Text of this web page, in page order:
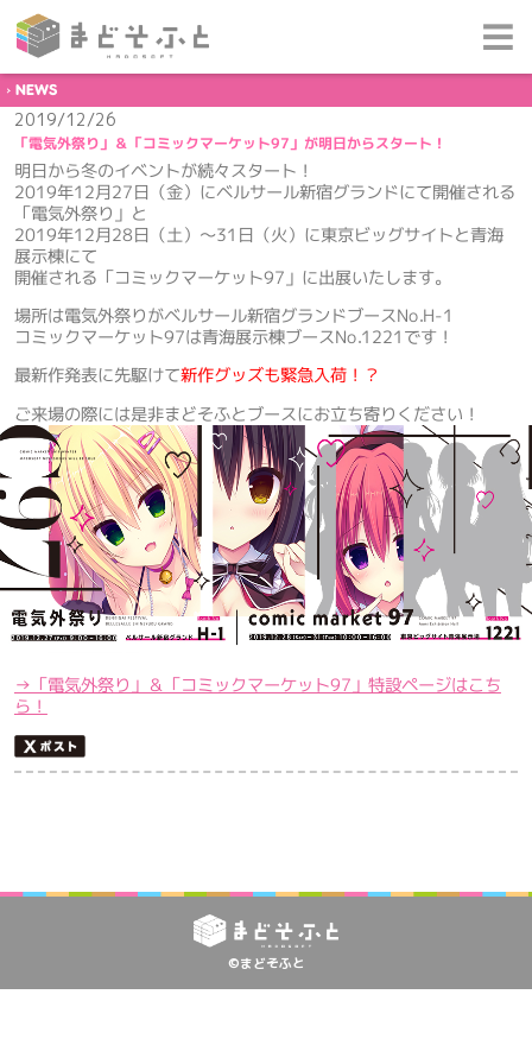
NEWS
2019/12/26
「電気外祭り」＆「コミックマーケット97」が明日からスタート！
明日から冬のイベントが続々スタート！
2019年12月27日（金）にベルサール新宿グランドにて開催される
「電気外祭り」と
2019年12月28日（土）～31日（火）に東京ビッグサイトと青海
展示棟にて
開催される「コミックマーケット97」に出展いたします。
場所は電気外祭りがベルサール新宿グランドブースNo.H-1
コミックマーケット97は青海展示棟ブースNo.1221です！
最新作発表に先駆けて新作グッズも緊急入荷！？
ご来場の際には是非まどそふとブースにお立ち寄りください！
→「電気外祭り」＆「コミックマーケット97」特設ページはこち
ら！
©まどそふと